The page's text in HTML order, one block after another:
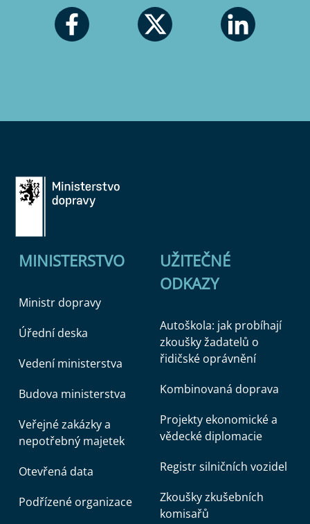
MINISTERSTVO
Ministr dopravy
Úřední deska
Vedení ministerstva
Budova ministerstva
Veřejné zakázky a
nepotřebný majetek
Otevřená data
Podřízené organizace
UŽITEČNÉ
ODKAZY
Autoškola: jak probíhají
zkoušky žadatelů o
řidičské oprávnění
Kombinovaná doprava
Projekty ekonomické a
vědecké diplomacie
Registr silničních vozidel
Zkoušky zkušebních
komisařů